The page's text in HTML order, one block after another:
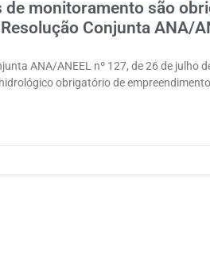
de monitoramento são
Conjunta ANA/
ANA/ANEEL nº 127, de 26 de julho
obrigatório de